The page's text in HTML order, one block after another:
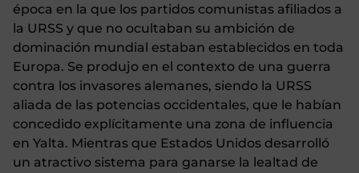
época en la que los partidos comunistas afiliados a
la URSS y que no ocultaban su ambición de
dominación mundial estaban establecidos en toda
Europa. Se produjo en el contexto de una guerra
contra los invasores alemanes, siendo la URSS
aliada de las potencias occidentales, que le habían
concedido explícitamente una zona de influencia
en Yalta. Mientras que Estados Unidos desarrolló
un atractivo sistema para ganarse la lealtad de